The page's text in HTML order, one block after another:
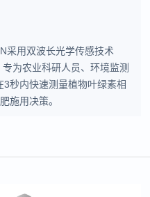
采用双波长光学传感技术
为农业科研人员、环境监测
秒内快速测量植物叶绿素相
施用决策。